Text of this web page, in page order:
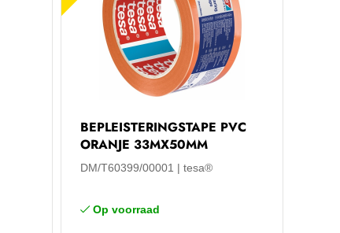
BEPLEISTERINGSTAPE PVC
ORANJE 33MX50MM
DM/T60399/00001 tesa®
Op voorraad